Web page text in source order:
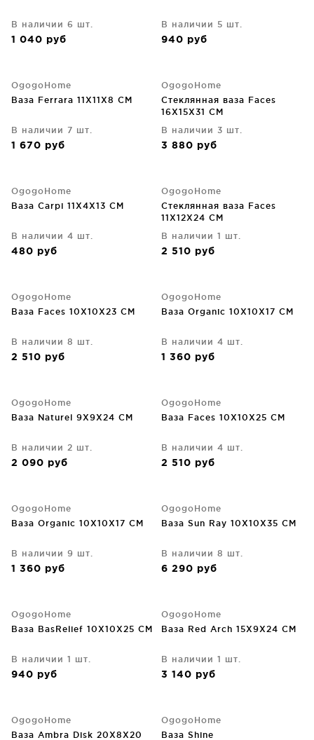
В наличии 6 шт.
1 040 руб
В наличии 5 шт.
940 руб
OgogoHome
Ваза Ferrara 11X11X8 CM
В наличии 7 шт.
1 670 руб
OgogoHome
Стеклянная ваза Faces
16X15X31 CM
В наличии 3 шт.
3 880 руб
OgogoHome
Ваза Carpi 11X4X13 CM
В наличии 4 шт.
480 руб
OgogoHome
Стеклянная ваза Faces
11X12X24 CM
В наличии 1 шт.
2 510 руб
OgogoHome
Ваза Faces 10X10X23 CM
В наличии 8 шт.
2 510 руб
OgogoHome
Ваза Organic 10X10X17 CM
В наличии 4 шт.
1 360 руб
OgogoHome
Ваза Naturel 9X9X24 CM
В наличии 2 шт.
2 090 руб
OgogoHome
Ваза Faces 10X10X25 CM
В наличии 4 шт.
2 510 руб
OgogoHome
Ваза Organic 10X10X17 CM
В наличии 9 шт.
1 360 руб
OgogoHome
Ваза Sun Ray 10X10X35 CM
В наличии 8 шт.
6 290 руб
OgogoHome
Ваза BasRelief 10X10X25 CM
В наличии 1 шт.
940 руб
OgogoHome
Ваза Red Arch 15X9X24 CM
В наличии 1 шт.
3 140 руб
OgogoHome
Ваза Ambra Disk 20X8X20
OgogoHome
Ваза Shine